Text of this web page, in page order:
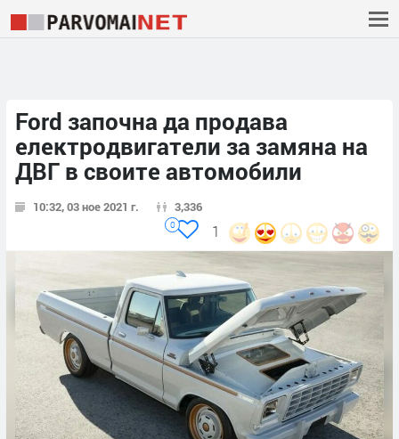
Ford започна да продава
електродвигатели за замяна на
ДВГ в своите автомобили
10:32, 03 ное 2021 г. 3,336
1
0